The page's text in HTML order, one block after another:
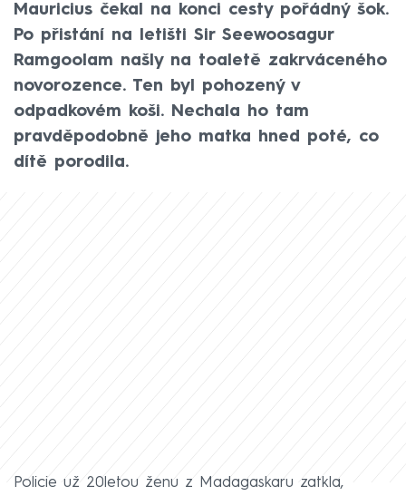
Mauricius čekal na konci cesty pořádný šok.
Po přistání na letišti Sir Seewoosagur
Ramgoolam našly na toaletě zakrváceného
novorozence. Ten byl pohozený v
odpadkovém koši. Nechala ho tam
pravděpodobně jeho matka hned poté, co
dítě porodila.
Policie už 20letou ženu z Madagaskaru zatkla,